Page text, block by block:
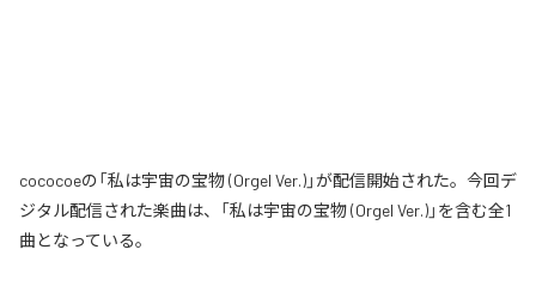
cococoeの「私は宇宙の宝物 (Orgel Ver.)」が配信開始された。今回デ
ジタル配信された楽曲は、「私は宇宙の宝物 (Orgel Ver.)」を含む全1
曲となっている。